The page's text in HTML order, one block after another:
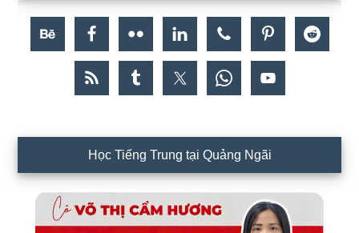
Học Tiếng Trung tại Quảng Ngãi